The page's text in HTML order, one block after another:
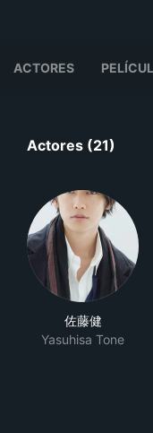
ACTORES
Actores (21)
佐藤健
Yasuhisa Tone